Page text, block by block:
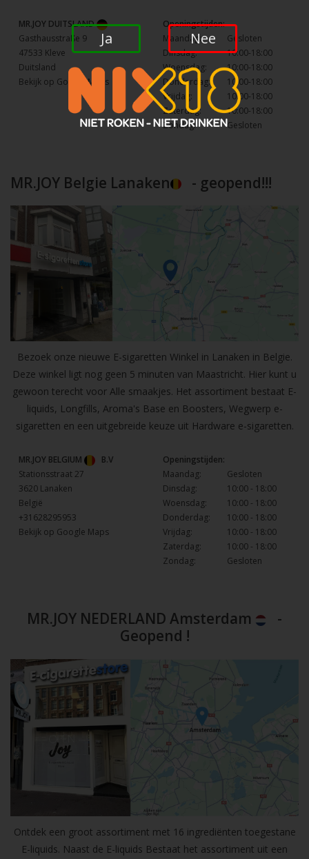
MR.JOY DUITSLAND
Gasthausstraße 9
47533 Kleve
Duitsland
Bekijk op Google Maps
Openingstijden:
Maandag:
Gesloten
Dinsdag:
10:00-18:00
Woensdag:
10:00-18:00
Donderdag:
10:00-18:00
Vrijdag:
10:00-18:00
Zaterdag:
10:00-18:00
Zondag:
Gesloten
MR.JOY Belgie Lanaken - geopend!!!
Bezoek onze nieuwe E-sigaretten Winkel in Lanaken in Belgie.
Deze winkel ligt nog geen 5 minuten van Maastricht. Hier kunt u
gewoon terecht voor Alle smaakjes. Het assortiment bestaat E-
liquids, Longfills, Aroma's Base en Boosters, Wegwerp e-
sigaretten en een uitgebreide keuze uit Hardware e-sigaretten.
MR.JOY BELGIUM
B.V
Stationsstraat 27
3620 Lanaken
België
+31628295953
Bekijk op Google Maps
Openingstijden:
Maandag:
Gesloten
Dinsdag:
10:00 - 18:00
Woensdag:
10:00 - 18:00
Donderdag:
10:00 - 18:00
Vrijdag:
10:00 - 18:00
Zaterdag:
10:00 - 18:00
Zondag:
Gesloten
MR.JOY NEDERLAND Amsterdam
-
Geopend !
Ontdek een groot assortiment met 16 ingrediënten toegestane
E-liquids. Naast de E-liquids Bestaat het assortiment uit een
Ja Nee